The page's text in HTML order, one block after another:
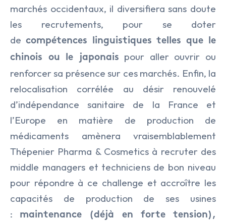
marchés occidentaux, il diversifiera sans doute
les recrutements, pour se doter
de compétences linguistiques telles que le
chinois ou le japonais
pour aller ouvrir ou
renforcer sa présence sur ces marchés. Enfin, la
relocalisation corrélée au désir renouvelé
d’indépendance sanitaire de la France et
l’Europe en matière de production de
médicaments amènera vraisemblablement
Thépenier Pharma & Cosmetics à recruter des
middle managers et techniciens de bon niveau
pour répondre à ce challenge et accroître les
capacités de production de ses usines
:
maintenance (déjà en forte tension),